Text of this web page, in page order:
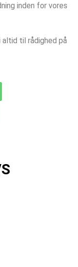
inden for vores
til rådighed på